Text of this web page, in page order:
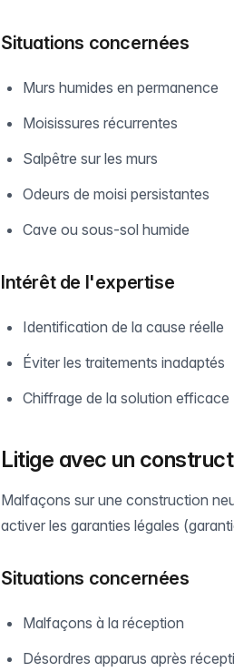
Situations concernées
Murs humides en permanence
Moisissures récurrentes
Salpêtre sur les murs
Odeurs de moisi persistantes
Cave ou sous-sol humide
Intérêt de l'expertise
Identification de la cause réelle
Éviter les traitements inadaptés
Chiffrage de la solution efficace
Litige avec un
Malfaçons sur une construction
activer les garanties légales
Situations concernées
Malfaçons à la réception
Désordres apparus après